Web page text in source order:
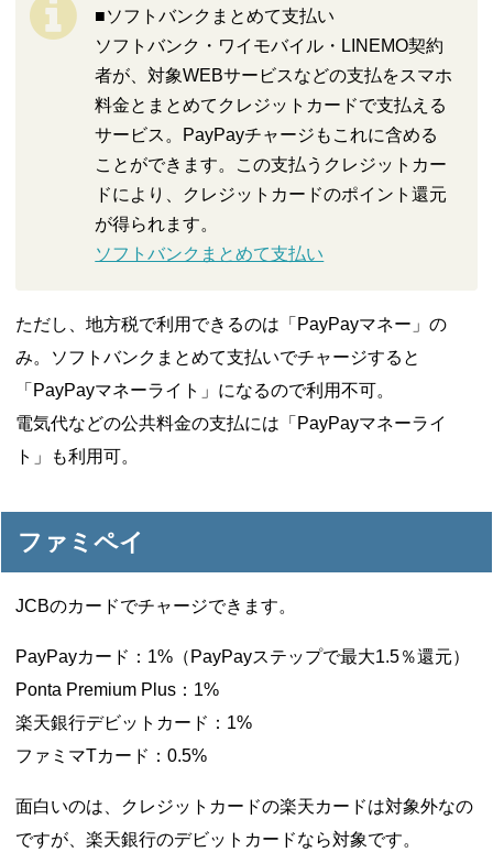
■ソフトバンクまとめて支払い
ソフトバンク・ワイモバイル・LINEMO契約
者が、対象WEBサービスなどの支払をスマホ
料金とまとめてクレジットカードで支払える
サービス。PayPayチャージもこれに含める
ことができます。この支払うクレジットカー
ドにより、クレジットカードのポイント還元
が得られます。
ソフトバンクまとめて支払い
ただし、地方税で利用できるのは「PayPayマネー」の
み。ソフトバンクまとめて支払いでチャージすると
「PayPayマネーライト」になるので利用不可。
電気代などの公共料金の支払には「PayPayマネーライ
ト」も利用可。
ファミペイ
JCBのカードでチャージできます。
PayPayカード：1%（PayPayステップで最大1.5％還元）
Ponta Premium Plus：1%
楽天銀行デビットカード：1%
ファミマTカード：0.5%
面白いのは、クレジットカードの楽天カードは対象外なの
ですが、楽天銀行のデビットカードなら対象です。